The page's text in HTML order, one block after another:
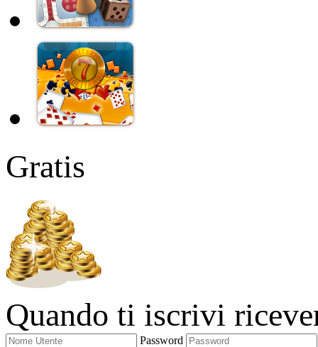
Gratis
Quando ti iscrivi
Password